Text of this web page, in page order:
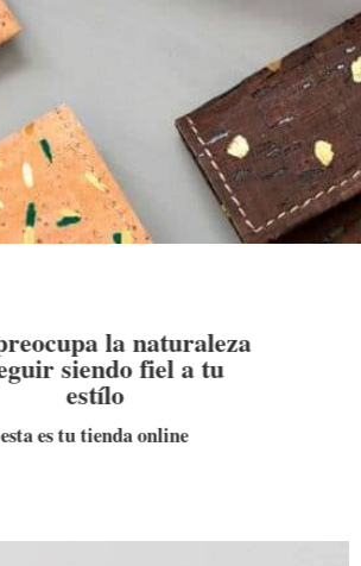
la naturaleza
siendo fiel a tu
estílo
esta es tu tienda online